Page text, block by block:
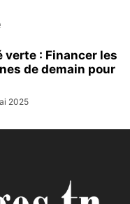
: Financer les
de demain pour
2025